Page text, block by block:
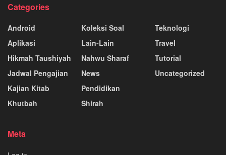
Categories
Android
Aplikasi
Hikmah Taushiyah
Jadwal Pengajian
Kajian Kitab
Khutbah
Koleksi Soal
Lain-Lain
Nahwu Sharaf
News
Pendidikan
Shirah
Teknologi
Travel
Tutorial
Uncategorized
Meta